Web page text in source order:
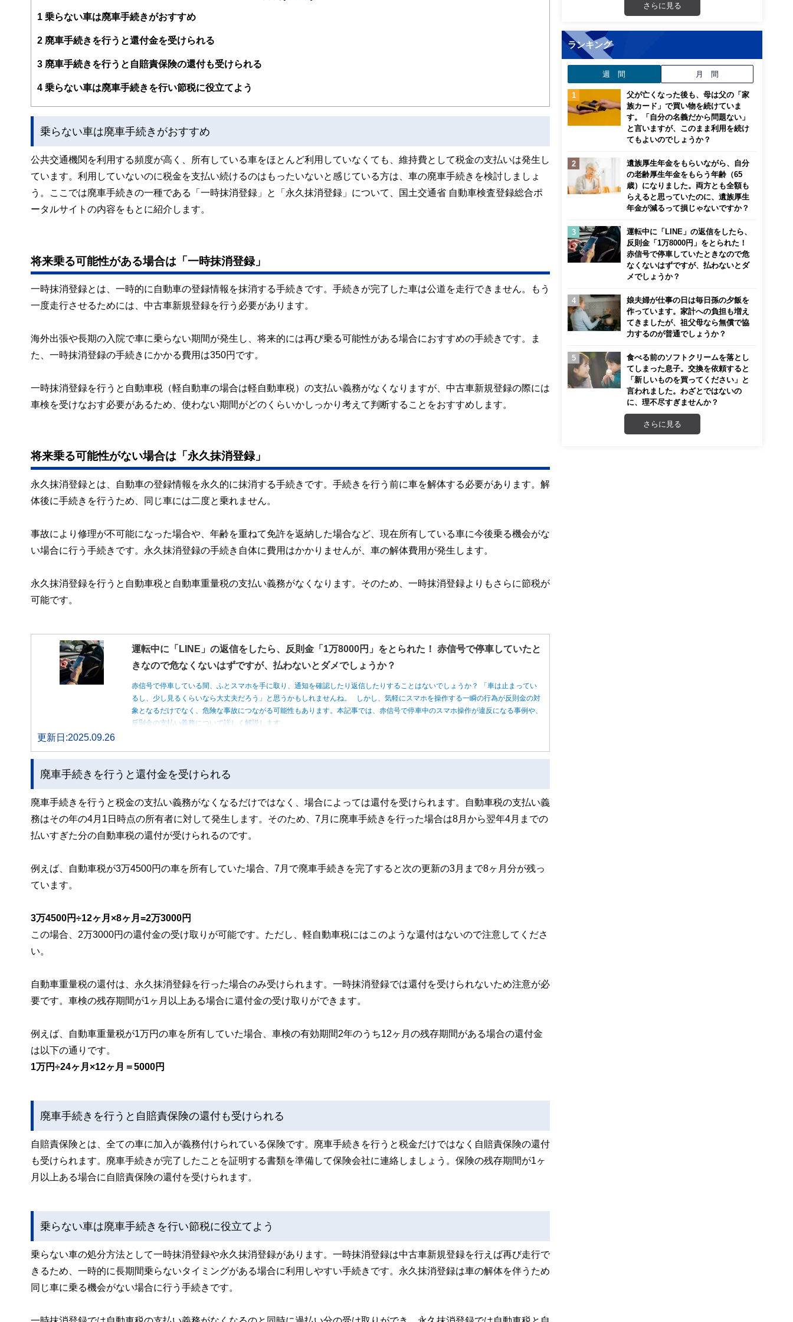
案から記事掲載まですべての工程に関わることで、読者目線のコンテンツを追求しています。
FinancialFieldの特徴は、ファイナンシャルプランナー、弁護士、税理士、宅地建物取引士、相続診断士、住宅ローンアドバイザー、DCプランナ
ー、公認会計士、社会保険労務士、行政書士、投資アナリスト、キャリアコンサルタントなど150名以上の有資格者を執筆者・監修者として迎
と、読み応えのあるコンテンツと確かな情報発信を実現しています。
私たちは、快適でより良い生活のアイデアを提供するお金のコンシェルジュを目指します。
1 乗らない車は廃車手続きがおすすめ
2 廃車手続きを行うと還付金を受けられる
3 廃車手続きを行うと自賠責保険の還付も受けられる
4 乗らない車は廃車手続きを行い節税に役立てよう
乗らない車は廃車手続きがおすすめ
公共交通機関を利用する頻度が高く、所有している車をほとんど利用していなくても、維持費として税金の支払いは発生し
ています。利用していないのに税金を支払い続けるのはもったいないと感じている方は、車の廃車手続きを検討しましょ
う。ここでは廃車手続きの一種である「一時抹消登録」と「永久抹消登録」について、国土交通省 自動車検査登録総合ポ
ータルサイトの内容をもとに紹介します。
将来乗る可能性がある場合は「一時抹消登録」
一時抹消登録とは、一時的に自動車の登録情報を抹消する手続きです。手続きが完了した車は公道を走行できません。もう
一度走行させるためには、中古車新規登録を行う必要があります。
海外出張や長期の入院で車に乗らない期間が発生し、将来的には再び乗る可能性がある場合におすすめの手続きです。ま
た、一時抹消登録の手続きにかかる費用は350円です。
一時抹消登録を行うと自動車税（軽自動車の場合は軽自動車税）の支払い義務がなくなりますが、中古車新規登録の際には
車検を受けなおす必要があるため、使わない期間がどのくらいかしっかり考えて判断することをおすすめします。
将来乗る可能性がない場合は「永久抹消登録」
永久抹消登録とは、自動車の登録情報を永久的に抹消する手続きです。手続きを行う前に車を解体する必要があります。解
体後に手続きを行うため、同じ車には二度と乗れません。
事故により修理が不可能になった場合や、年齢を重ねて免許を返納した場合など、現在所有している車に今後乗る機会がな
い場合に行う手続きです。永久抹消登録の手続き自体に費用はかかりませんが、車の解体費用が発生します。
永久抹消登録を行うと自動車税と自動車重量税の支払い義務がなくなります。そのため、一時抹消登録よりもさらに節税が
可能です。
運転中に「LINE」の返信をしたら、反則金「1万8000円」をとられた！ 赤信号で停車していたと
きなので危なくないはずですが、払わないとダメでしょうか？
赤信号で停車している間、ふとスマホを手に取り、通知を確認したり返信したりすることはないでしょうか？ 「車は止まってい
るし、少し見るくらいなら大丈夫だろう」と思うかもしれませんね。 しかし、気軽にスマホを操作する一瞬の行為が反則金の対
象となるだけでなく、危険な事故につながる可能性もあります。本記事では、赤信号で停車中のスマホ操作が違反になる事例や、
反則金の支払い義務について詳しく解説します。
更新日:2025.09.26
廃車手続きを行うと還付金を受けられる
廃車手続きを行うと税金の支払い義務がなくなるだけではなく、場合によっては還付を受けられます。自動車税の支払い義
務はその年の4月1日時点の所有者に対して発生します。そのため、7月に廃車手続きを行った場合は8月から翌年4月までの
払いすぎた分の自動車税の還付が受けられるのです。
例えば、自動車税が3万4500円の車を所有していた場合、7月で廃車手続きを完了すると次の更新の3月まで8ヶ月分が残っ
ています。
3万4500円÷12ヶ月×8ヶ月=2万3000円
この場合、2万3000円の還付金の受け取りが可能です。ただし、軽自動車税にはこのような還付はないので注意してくださ
い。
自動車重量税の還付は、永久抹消登録を行った場合のみ受けられます。一時抹消登録では還付を受けられないため注意が必
要です。車検の残存期間が1ヶ月以上ある場合に還付金の受け取りができます。
例えば、自動車重量税が1万円の車を所有していた場合、車検の有効期間2年のうち12ヶ月の残存期間がある場合の還付金
は以下の通りです。
1万円÷24ヶ月×12ヶ月＝5000円
廃車手続きを行うと自賠責保険の還付も受けられる
自賠責保険とは、全ての車に加入が義務付けられている保険です。廃車手続きを行うと税金だけではなく自賠責保険の還付
も受けられます。廃車手続きが完了したことを証明する書類を準備して保険会社に連絡しましょう。保険の残存期間が1ヶ
月以上ある場合に自賠責保険の還付を受けられます。
乗らない車は廃車手続きを行い節税に役立てよう
乗らない車の処分方法として一時抹消登録や永久抹消登録があります。一時抹消登録は中古車新規登録を行えば再び走行で
きるため、一時的に長期間乗らないタイミングがある場合に利用しやすい手続きです。永久抹消登録は車の解体を伴うため
同じ車に乗る機会がない場合に行う手続きです。
さらに見る
ランキング
週 間 月 間
父が亡くなった後も、母は父の「家
族カード」で買い物を続けていま
す。「自分の名義だから問題ない」
と言いますが、このまま利用を続け
てもよいのでしょうか？
遺族厚生年金をもらいながら、自分
の老齢厚生年金をもらう年齢（65
歳）になりました。両方とも全額も
らえると思っていたのに、遺族厚生
年金が減るって損じゃないですか？
運転中に「LINE」の返信をしたら、
反則金「1万8000円」をとられた！
赤信号で停車していたときなので危
なくないはずですが、払わないとダ
メでしょうか？
娘夫婦が仕事の日は毎日孫の夕飯を
作っています。家計への負担も増え
てきましたが、祖父母なら無償で協
力するのが普通でしょうか？
食べる前のソフトクリームを落とし
てしまった息子。交換を依頼すると
「新しいものを買ってください」と
言われました。わざとではないの
に、理不尽すぎませんか？
さらに見る